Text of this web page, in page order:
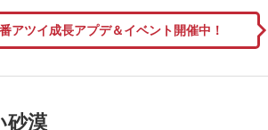
アツイ成長アプデ＆イベント開催中！
砂漠